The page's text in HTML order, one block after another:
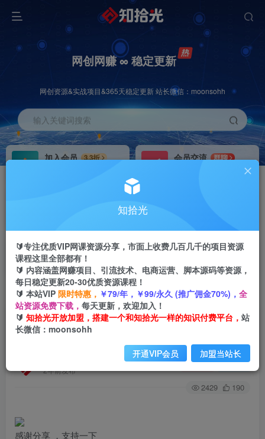
网创网赚 ∞ 稳定更新
网创资源&实战项目&365天稳定更新 站长微信：moonsohh
输入关键词搜索
加入会员
3.3折
会员交流
群聊
首页 创业课程 会员专属 正文
（6361期）月入五千的长期靠谱副业，绝版书套
利项目
2年前发布
关注 私信
2429 190
感谢分享 ，支持一下
知拾光
🔰专注优质VIP网课资源分享，市面上收费几百几千的项目资源
课程这里全部都有！
🔰 内容涵盖网赚项目、引流技术、电商运营、脚本源码等资源，
每日稳定更新20-30优质资源课程！
🔰 本站VIP 限时特惠， ￥79/年，￥99/永久 (推广佣金70%)， 全
站资源免费下载， 每天更新，欢迎加入！
🔰 知拾光开放加盟，搭建一个和知拾光一样的知识付费平台， 站
长微信：moonsohh
开通VIP会员 加盟当站长